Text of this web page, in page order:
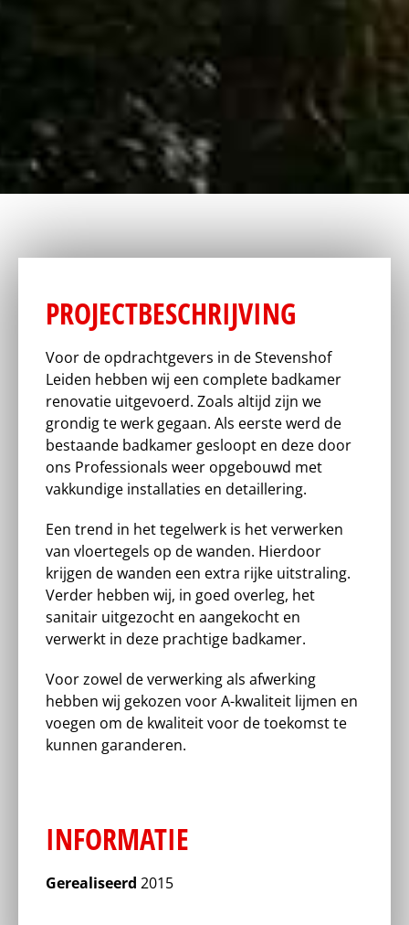
PROJECTBESCHRIJVING
Voor de opdrachtgevers in de Stevenshof
Leiden hebben wij een complete badkamer
renovatie uitgevoerd. Zoals altijd zijn we
grondig te werk gegaan. Als eerste werd de
bestaande badkamer gesloopt en deze door
ons Professionals weer opgebouwd met
vakkundige installaties en detaillering.
Een trend in het tegelwerk is het verwerken
van vloertegels op de wanden. Hierdoor
krijgen de wanden een extra rijke uitstraling.
Verder hebben wij, in goed overleg, het
sanitair uitgezocht en aangekocht en
verwerkt in deze prachtige badkamer.
Voor zowel de verwerking als afwerking
hebben wij gekozen voor A-kwaliteit lijmen en
voegen om de kwaliteit voor de toekomst te
kunnen garanderen.
INFORMATIE
Gerealiseerd 2015